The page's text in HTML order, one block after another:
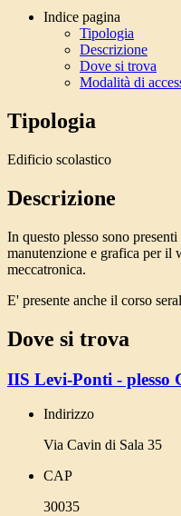
Indice pagina
Tipologia
Descrizione
Dove si trova
Modalità di
Tipologia
Edificio scolastico
Descrizione
In questo plesso sono
manutenzione e grafica per il
meccatronica.
E' presente anche il corso
Dove si trova
IIS Levi-Ponti - plesso
Indirizzo
Via Cavin di Sala 35
CAP
30035